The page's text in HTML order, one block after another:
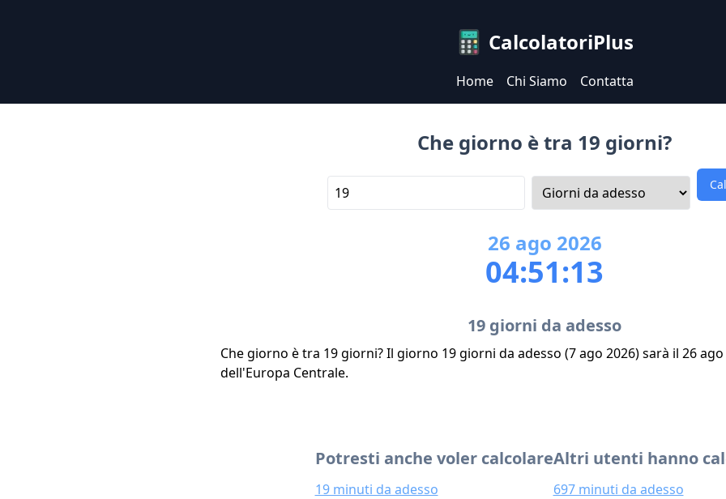
CalcolatoriPlus
Home Chi Siamo Contatta
Che giorno è tra 19 giorni?
26 ago 2026
04:51:13
19 giorni da adesso
Che giorno è tra 19 giorni? Il giorno 19 giorni da adesso (7 ago 2026) sarà il 26 ago
dell'Europa Centrale.
Potresti anche voler calcolare
19 minuti da adesso
Altri utenti hanno
697 minuti da adesso